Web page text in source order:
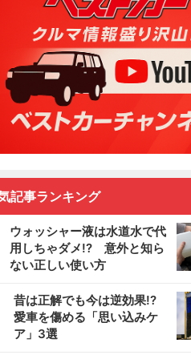
記事ランキング
ウォッシャー液は水道水で代
用しちゃダメ!? 意外と知ら
ない正しい使い方
昔は正解でも今は逆効果!?
愛車を傷める「思い込みケ
ア」3選